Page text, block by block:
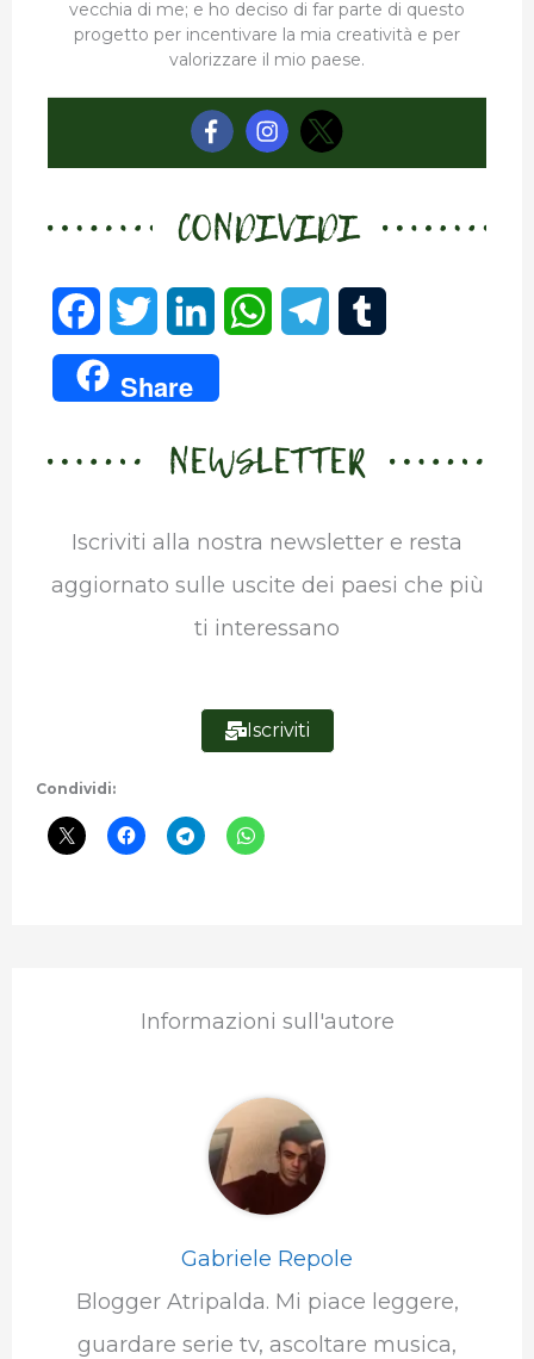
vecchia di me; e ho deciso di far parte di questo
progetto per incentivare la mia creatività e per
valorizzare il mio paese.
CONDIVIDI
a
c
e
o
o
w
i
e
r
i
n
k
d
I
W
t
A
p
e
r
a
b
r
Share
NEWSLETTER
Iscriviti alla nostra newsletter e resta
aggiornato sulle uscite dei paesi che più
ti interessano
Iscriviti
Condividi:
Informazioni sull'autore
Gabriele Repole
Blogger Atripalda. Mi piace leggere,
guardare serie tv, ascoltare musica,